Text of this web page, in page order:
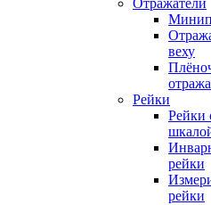
Отражатели
веху
Рейки
Рейки
рейки
рейки